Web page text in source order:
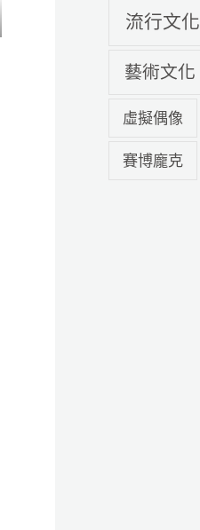
流行文化
藝術文化
虛擬偶像
賽博龐克